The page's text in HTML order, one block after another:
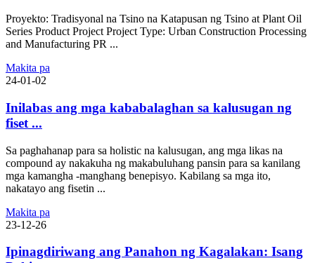
Proyekto: Tradisyonal na Tsino na Katapusan ng Tsino at Plant Oil
Series Product Project Project Type: Urban Construction Processing
and Manufacturing PR ...
Makita pa
24-01-02
Inilabas ang mga kababalaghan sa kalusugan ng
fiset ...
Sa paghahanap para sa holistic na kalusugan, ang mga likas na
compound ay nakakuha ng makabuluhang pansin para sa kanilang
mga kamangha -manghang benepisyo. Kabilang sa mga ito,
nakatayo ang fisetin ...
Makita pa
23-12-26
Ipinagdiriwang ang Panahon ng Kagalakan: Isang